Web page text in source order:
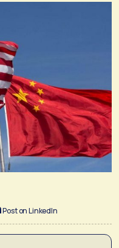
Post on LinkedIn